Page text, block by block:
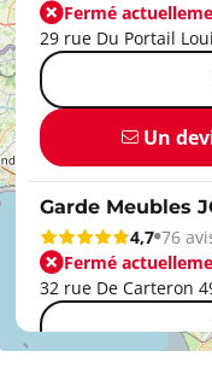
Fermé
29 rue Du Portail
Un
Garde Meubles
4,7 76
Fermé
32 rue De Carteron